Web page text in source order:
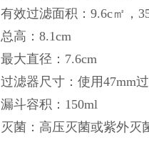
有效过滤面积：9.6c㎡，
总高：8.1cm
最大直径：7.6cm
过滤器尺寸：使用47mm
漏斗容积：150ml
灭菌：高压灭菌或紫外灭